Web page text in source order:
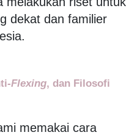
dekat dan familier
Flexing, dan Filosofi
memakai cara